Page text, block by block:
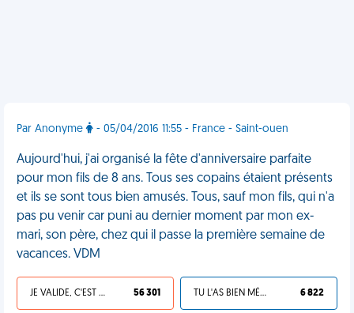
Par Anonyme - 05/04/2016 11:55 - France - Saint-ouen
Aujourd'hui, j'ai organisé la fête d'anniversaire parfaite
pour mon fils de 8 ans. Tous ses copains étaient présents
et ils se sont tous bien amusés. Tous, sauf mon fils, qui n'a
pas pu venir car puni au dernier moment par mon ex-
mari, son père, chez qui il passe la première semaine de
vacances. VDM
JE VALIDE, C'EST UNE VDM 56 301 TU L'AS BIEN MÉRITÉ 6 822